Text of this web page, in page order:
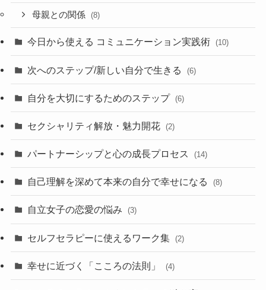
母親との関係 (8)
今日から使える コミュニケーション実践術 (10)
次へのステップ/新しい自分で生きる (6)
自分を大切にするためのステップ (6)
セクシャリティ解放・魅力開花 (2)
パートナーシップと心の成長プロセス (14)
自己理解を深めて本来の自分で幸せになる (8)
自立女子の恋愛の悩み (3)
セルフセラピーに使えるワーク集 (2)
幸せに近づく「こころの法則」 (4)